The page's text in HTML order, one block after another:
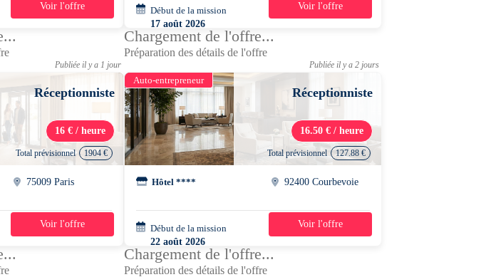
4 jours
Voir l'offre
Début de la mission
17 août 2026
07h00 - 13h00
4 jours
Voir l'offre
Publiée il y a 1 jour
Réceptionniste
16 € / heure
Total prévisionnel 1904 €
75009 Paris
1 mois
Voir l'offre
Chargement de l'offre...
Préparation des détails de l'offre
Publiée il y a 2 jours
Auto-entrepreneur
Réceptionniste
16.50 € / heure
Total prévisionnel 127.88 €
Hôtel **** 92400 Courbevoie
Début de la mission
22 août 2026
14h00 - 22h30
1 jour
Voir l'offre
Chargement de l'offre...
Préparation des détails de l'offre